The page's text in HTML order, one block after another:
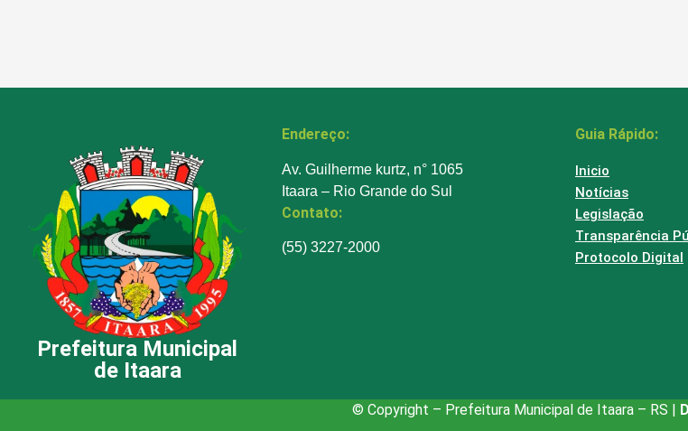
Prefeitura Municipal
de Itaara
Endereço:
Av. Guilherme kurtz, n° 1065
Itaara – Rio Grande do Sul
Contato:
(55) 3227-2000
Guia Rápido:
Inicio
Notícias
Legislação
Transparência
Protocolo Digital
© Copyright – Prefeitura Municipal de Itaara – RS |